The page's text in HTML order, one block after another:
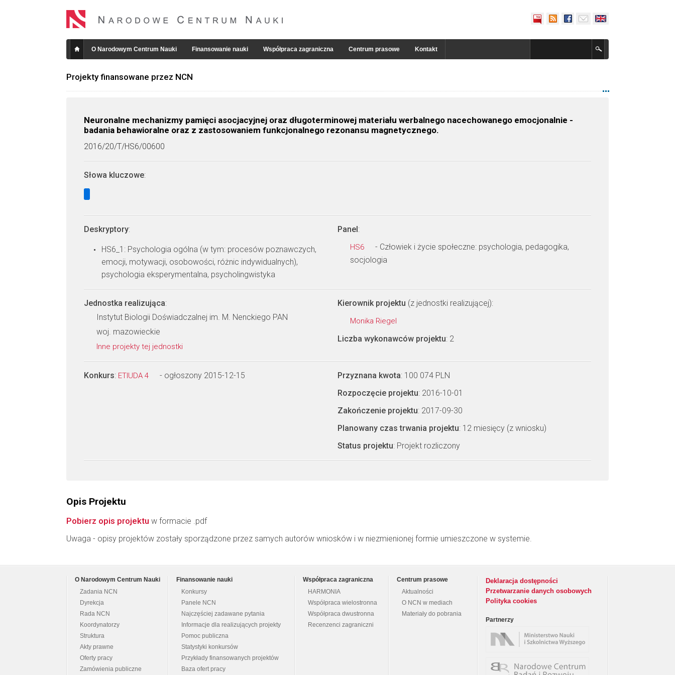
O Narodowym Centrum Nauki Finansowanie nauki Współpraca zagraniczna Centrum prasowe Kontakt
Projekty finansowane przez NCN
Neuronalne mechanizmy pamięci asocjacyjnej oraz długoterminowej materiału werbalnego nacechowanego emocjonalnie -
badania behawioralne oraz z zastosowaniem funkcjonalnego rezonansu magnetycznego.
2016/20/T/HS6/00600
Słowa kluczowe:
Deskryptory:
HS6_1: Psychologia ogólna (w tym: procesów poznawczych,
emocji, motywacji, osobowości, różnic indywidualnych),
psychologia eksperymentalna, psycholingwistyka
Panel:
HS6
- Człowiek i życie społeczne: psychologia, pedagogika,
socjologia
Jednostka realizująca:
Instytut Biologii Doświadczalnej im. M. Nenckiego PAN
woj. mazowieckie
Inne projekty tej jednostki
Kierownik projektu (z jednostki realizującej):
Monika Riegel
Liczba wykonawców projektu: 2
Konkurs: ETIUDA 4 - ogłoszony 2015-12-15 Przyznana kwota: 100 074 PLN
Rozpoczęcie projektu: 2016-10-01
Zakończenie projektu: 2017-09-30
Planowany czas trwania projektu: 12 miesięcy (z wniosku)
Status projektu: Projekt rozliczony
Opis Projektu
Pobierz opis projektu w formacie .pdf
Uwaga - opisy projektów zostały sporządzone przez samych autorów wniosków i w niezmienionej formie umieszczone w systemie.
O Narodowym Centrum Nauki
Zadania NCN
Dyrekcja
Rada NCN
Koordynatorzy
Struktura
Akty prawne
Oferty pracy
Zamówienia publiczne
Finansowanie nauki
Konkursy
Panele NCN
Najczęściej zadawane pytania
Informacje dla realizujących projekty
Pomoc publiczna
Statystyki konkursów
Przykłady finansowanych projektów
Baza ofert pracy
Współpraca zagraniczna
HARMONIA
Współpraca wielostronna
Współpraca dwustronna
Recenzenci zagraniczni
Centrum prasowe
Aktualności
O NCN w mediach
Materiały do pobrania
Deklaracja dostępności
Przetwarzanie danych osobowych
Polityka cookies
Partnerzy